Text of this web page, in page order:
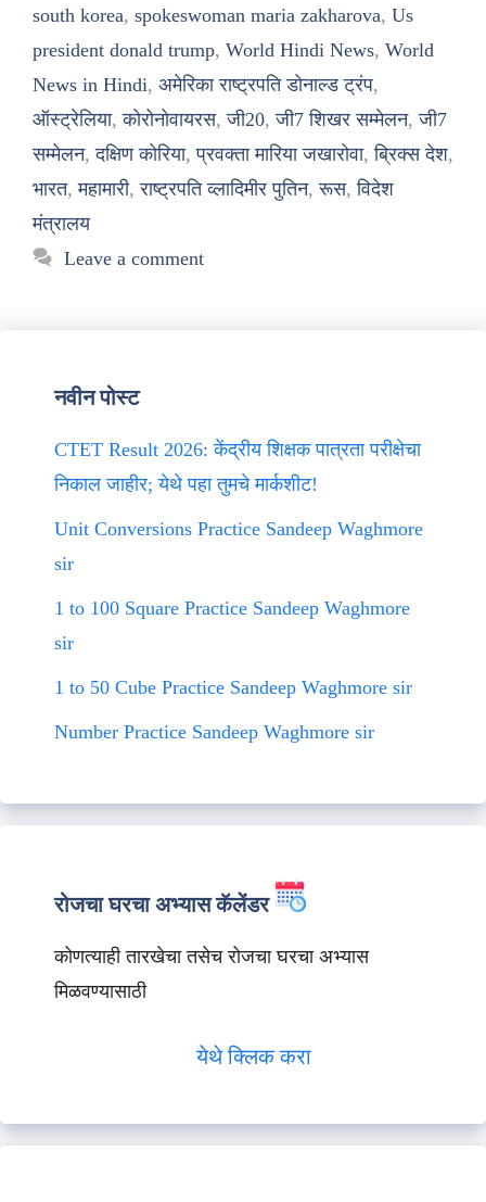
south korea, spokeswoman maria zakharova, Us
president donald trump, World Hindi News, World
News in Hindi, अमेरिका राष्ट्रपति डोनाल्ड ट्रंप,
ऑस्ट्रेलिया,कोरोनोवायरस,जी20,जी7 शिखर सम्मेलन,जी7
सम्मेलन,दक्षिण कोरिया,प्रवक्ता मारिया जखारोवा,ब्रिक्स देश,
भारत,महामारी,राष्ट्रपति व्लादिमीर पुतिन,रूस,विदेश
मंत्रालय
Leave a comment
नवीन पोस्ट
CTET Result 2026: केंद्रीय शिक्षक पात्रता परीक्षेचा
निकाल जाहीर; येथे पहा तुमचे मार्कशीट!
Unit Conversions Practice Sandeep Waghmore
sir
1 to 100 Square Practice Sandeep Waghmore
sir
1 to 50 Cube Practice Sandeep Waghmore sir
Number Practice Sandeep Waghmore sir
रोजचा घरचा अभ्यास कॅलेंडर
कोणत्याही तारखेचा तसेच रोजचा घरचा अभ्यास
मिळवण्यासाठी
येथे क्लिक करा